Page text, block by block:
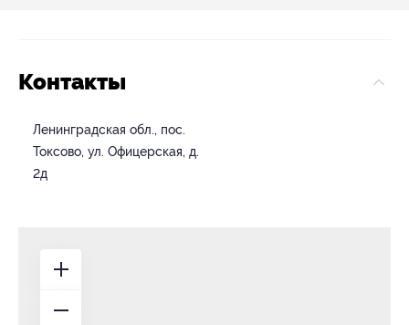
Контакты
Ленинградская обл., пос.
Токсово, ул. Офицерская, д.
2д